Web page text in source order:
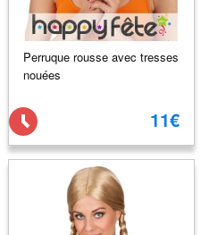
Perruque rousse avec tresses
nouées
11€